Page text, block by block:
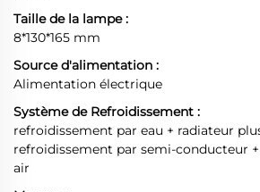
Taille de la lampe :
8*130*165 mm
Source d'alimentation :
Alimentation électrique
Système de Refroidissement :
refroidissement par eau + radiateur
refroidissement par semi-conducteur
air